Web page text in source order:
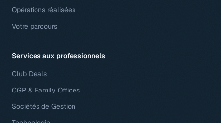
Opérations réalisées
Votre parcours
Services aux professionnels
Club Deals
CGP & Family Offices
Sociétés de Gestion